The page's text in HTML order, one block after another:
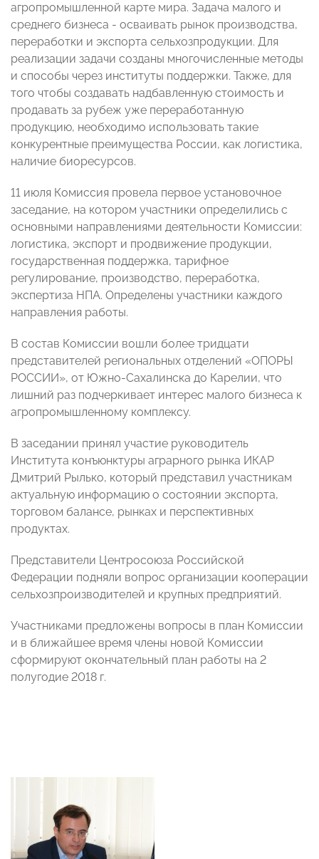
агропромышленной карте мира. Задача малого и
среднего бизнеса - осваивать рынок производства,
переработки и экспорта сельхозпродукции. Для
реализации задачи созданы многочисленные методы
и способы через институты поддержки. Также, для
того чтобы создавать надбавленную стоимость и
продавать за рубеж уже переработанную
продукцию, необходимо использовать такие
конкурентные преимущества России, как логистика,
наличие биоресурсов.
11 июля Комиссия провела первое установочное
заседание, на котором участники определились с
основными направлениями деятельности Комиссии:
логистика, экспорт и продвижение продукции,
государственная поддержка, тарифное
регулирование, производство, переработка,
экспертиза НПА. Определены участники каждого
направления работы.
В состав Комиссии вошли более тридцати
представителей региональных отделений «ОПОРЫ
РОССИИ», от Южно-Сахалинска до Карелии, что
лишний раз подчеркивает интерес малого бизнеса к
агропромышленному комплексу.
В заседании принял участие руководитель
Института конъюнктуры аграрного рынка ИКАР
Дмитрий Рылько, который представил участникам
актуальную информацию о состоянии экспорта,
торговом балансе, рынках и перспективных
продуктах.
Представители Центросоюза Российской
Федерации подняли вопрос организации кооперации
сельхозпроизводителей и крупных предприятий.
Участниками предложены вопросы в план Комиссии
и в ближайшее время члены новой Комиссии
сформируют окончательный план работы на 2
полугодие 2018 г.